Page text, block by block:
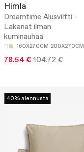
Himla
Dreamtime Alusviltti -
Lakanat ilman
kuminauhaa
160X270CM 200X270CM
78.54 € 104.72 €
40% alennusta